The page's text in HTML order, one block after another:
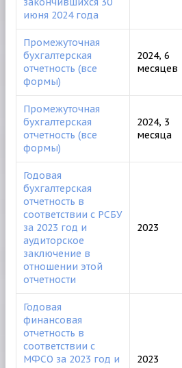
июня 2024 года
Промежуточная
бухгалтерская
отчетность (все
формы)
2024, 6
месяцев
Промежуточная
бухгалтерская
отчетность (все
формы)
2024, 3
месяца
Годовая
бухгалтерская
отчетность в
соответствии с РСБУ
за 2023 год и
аудиторское
заключение в
отношении этой
отчетности
2023
Годовая
финансовая
отчетность в
соответствии с
МФСО за 2023 год и
2023